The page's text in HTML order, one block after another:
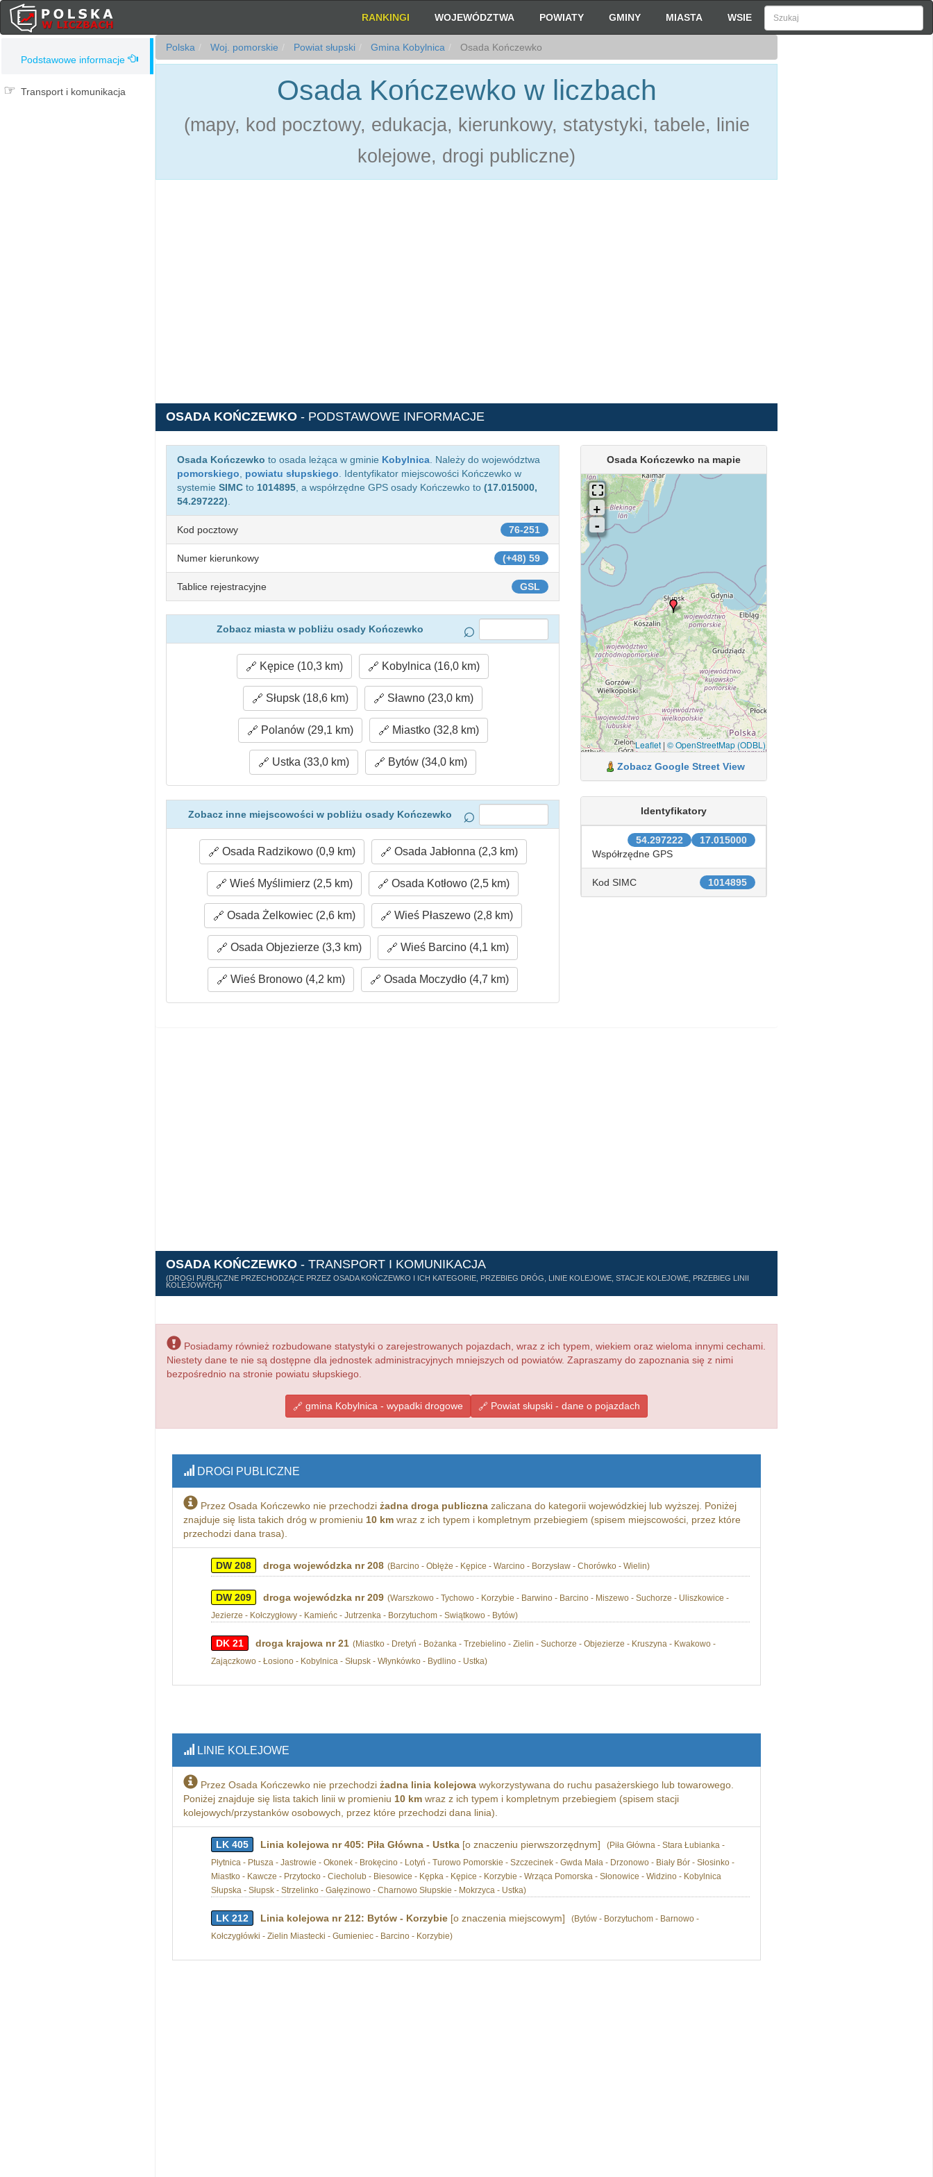
RANKINGI WOJEWÓDZTWA POWIATY GMINY MIASTA WSIE
Podstawowe informacje
Transport i komunikacja
Polska Woj. pomorskie Powiat słupski Gmina Kobylnica Osada Kończewko
Osada Kończewko w liczbach
(mapy, kod pocztowy, edukacja, kierunkowy, statystyki, tabele, linie
kolejowe, drogi publiczne)
OSADA KOŃCZEWKO - PODSTAWOWE INFORMACJE
Osada Kończewko to osada leżąca w gminie Kobylnica . Należy do województwa
pomorskiego
powiatu słupskiego . Identyfikator miejscowości Kończewko w
systemie SIMC to 1014895 , a współrzędne GPS osady Kończewko to (17.015000,
54.297222)
76-251
Kod pocztowy
(+48) 59
Numer kierunkowy
GSL
Tablice rejestracyjne
Zobacz miasta w pobliżu osady Kończewko
Kępice (10,3 km) Kobylnica (16,0 km)
Słupsk (18,6 km) Sławno (23,0 km)
Polanów (29,1 km) Miastko (32,8 km)
Ustka (33,0 km) Bytów (34,0 km)
Zobacz inne miejscowości w pobliżu osady Kończewko
Osada Radzikowo (0,9 km) Osada Jabłonna (2,3 km)
Wieś Myślimierz (2,5 km) Osada Kotłowo (2,5 km)
Osada Żelkowiec (2,6 km) Wieś Płaszewo (2,8 km)
Osada Objezierze (3,3 km) Wieś Barcino (4,1 km)
Wieś Bronowo (4,2 km) Osada Moczydło (4,7 km)
Osada Kończewko na mapie
Leaflet| © OpenStreetMap (ODBL)
Zobacz Google Street View
Identyfikatory
17.015000
54.297222
Współrzędne GPS
1014895
Kod SIMC
OSADA KOŃCZEWKO - TRANSPORT I KOMUNIKACJA
(DROGI PUBLICZNE PRZECHODZĄCE PRZEZ OSADA KOŃCZEWKO I ICH KATEGORIE, PRZEBIEG DRÓG, LINIE KOLEJOWE, STACJE KOLEJOWE, PRZEBIEG LINII
KOLEJOWYCH)
Posiadamy również rozbudowane statystyki o zarejestrowanych pojazdach, wraz z ich typem, wiekiem oraz wieloma innymi cechami.
Niestety dane te nie są dostępne dla jednostek administracyjnych mniejszych od powiatów. Zapraszamy do zapoznania się z nimi
bezpośrednio na stronie powiatu słupskiego.
gmina Kobylnica - wypadki drogowe Powiat słupski - dane o pojazdach
DROGI PUBLICZNE
Przez Osada Kończewko nie przechodzi żadna droga publicznazaliczana do kategorii wojewódzkiej lub wyższej. Poniżej
znajduje się lista takich dróg w promieniu 10 kmwraz z ich typem i kompletnym przebiegiem (spisem miejscowości, przez które
przechodzi dana trasa).
DW 208 droga wojewódzka nr 208 (Barcino - Obłęże - Kępice - Warcino - Borzysław - Chorówko - Wielin)
DW 209 droga wojewódzka nr 209 (Warszkowo - Tychowo - Korzybie - Barwino - Barcino - Miszewo - Suchorze - Uliszkowice -
Jezierze - Kołczygłowy - Kamieńc - Jutrzenka - Borzytuchom - Swiątkowo - Bytów)
DK 21 droga krajowa nr 21 (Miastko - Dretyń - Bożanka - Trzebielino - Zielin - Suchorze - Objezierze - Kruszyna - Kwakowo -
Zajączkowo - Łosiono - Kobylnica - Słupsk - Włynkówko - Bydlino - Ustka)
LINIE KOLEJOWE
Przez Osada Kończewko nie przechodzi żadna linia kolejowawykorzystywana do ruchu pasażerskiego lub towarowego.
Poniżej znajduje się lista takich linii w promieniu 10 kmwraz z ich typem i kompletnym przebiegiem (spisem stacji
kolejowych/przystanków osobowych, przez które przechodzi dana linia).
LK 405 Linia kolejowa nr 405: Piła Główna - Ustka[o znaczeniu pierwszorzędnym]
(Piła Główna - Stara Łubianka -
Płytnica - Ptusza - Jastrowie - Okonek - Brokęcino - Lotyń - Turowo Pomorskie - Szczecinek - Gwda Mała - Drzonowo - Biały Bór - Słosinko -
Miastko - Kawcze - Przytocko - Ciecholub - Biesowice - Kępka - Kępice - Korzybie - Wrząca Pomorska - Słonowice - Widzino - Kobylnica
Słupska - Słupsk - Strzelinko - Gałęzinowo - Charnowo Słupskie - Mokrzyca - Ustka)
LK 212 Linia kolejowa nr 212: Bytów - Korzybie[o znaczenia miejscowym]
(Bytów - Borzytuchom - Barnowo -
Kołczygłówki - Zielin Miastecki - Gumieniec - Barcino - Korzybie)